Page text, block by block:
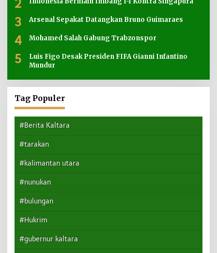
2
3 Arsenal Sepakat Datangkan Bruno Guimaraes
4 Mohamed Salah Gabung Trabzonspor
5
Luis Figo Desak Presiden FIFA Gianni Infantino
Mundur
Tag Populer
#Berita Kaltara
#tarakan
#kalimantan utara
#nunukan
#bulungan
#Hukrim
#gubernur kaltara